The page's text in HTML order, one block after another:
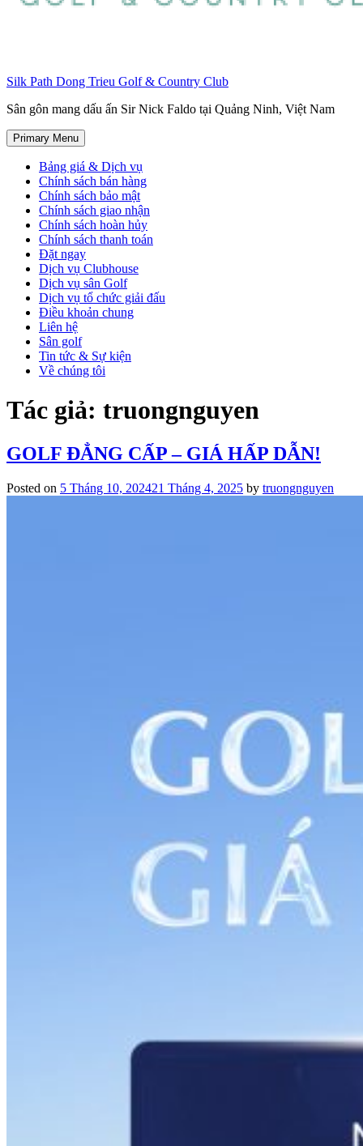
Silk Path Dong Trieu Golf & Country Club
Sân gôn mang dấu ấn Sir Nick Faldo tại Quảng Ninh, Việt Nam
Primary Menu
Bảng giá & Dịch vụ
Chính sách bán hàng
Chính sách bảo mật
Chính sách giao nhận
Chính sách hoàn hủy
Chính sách thanh toán
Đặt ngay
Dịch vụ Clubhouse
Dịch vụ sân Golf
Dịch vụ tổ chức giải đấu
Điều khoản chung
Liên hệ
Sân golf
Tin tức & Sự kiện
Về chúng tôi
Tác giả: truongnguyen
GOLF ĐẲNG CẤP – GIÁ HẤP DẪN!
Posted on 5 Tháng 10, 202421 Tháng 4, 2025 by truongnguyen